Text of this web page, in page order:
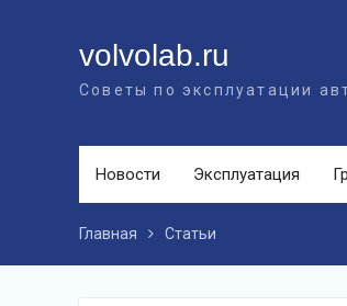
volvolab.ru
Советы по эксплуатации
Новости Эксплуатация
Главная Статьи